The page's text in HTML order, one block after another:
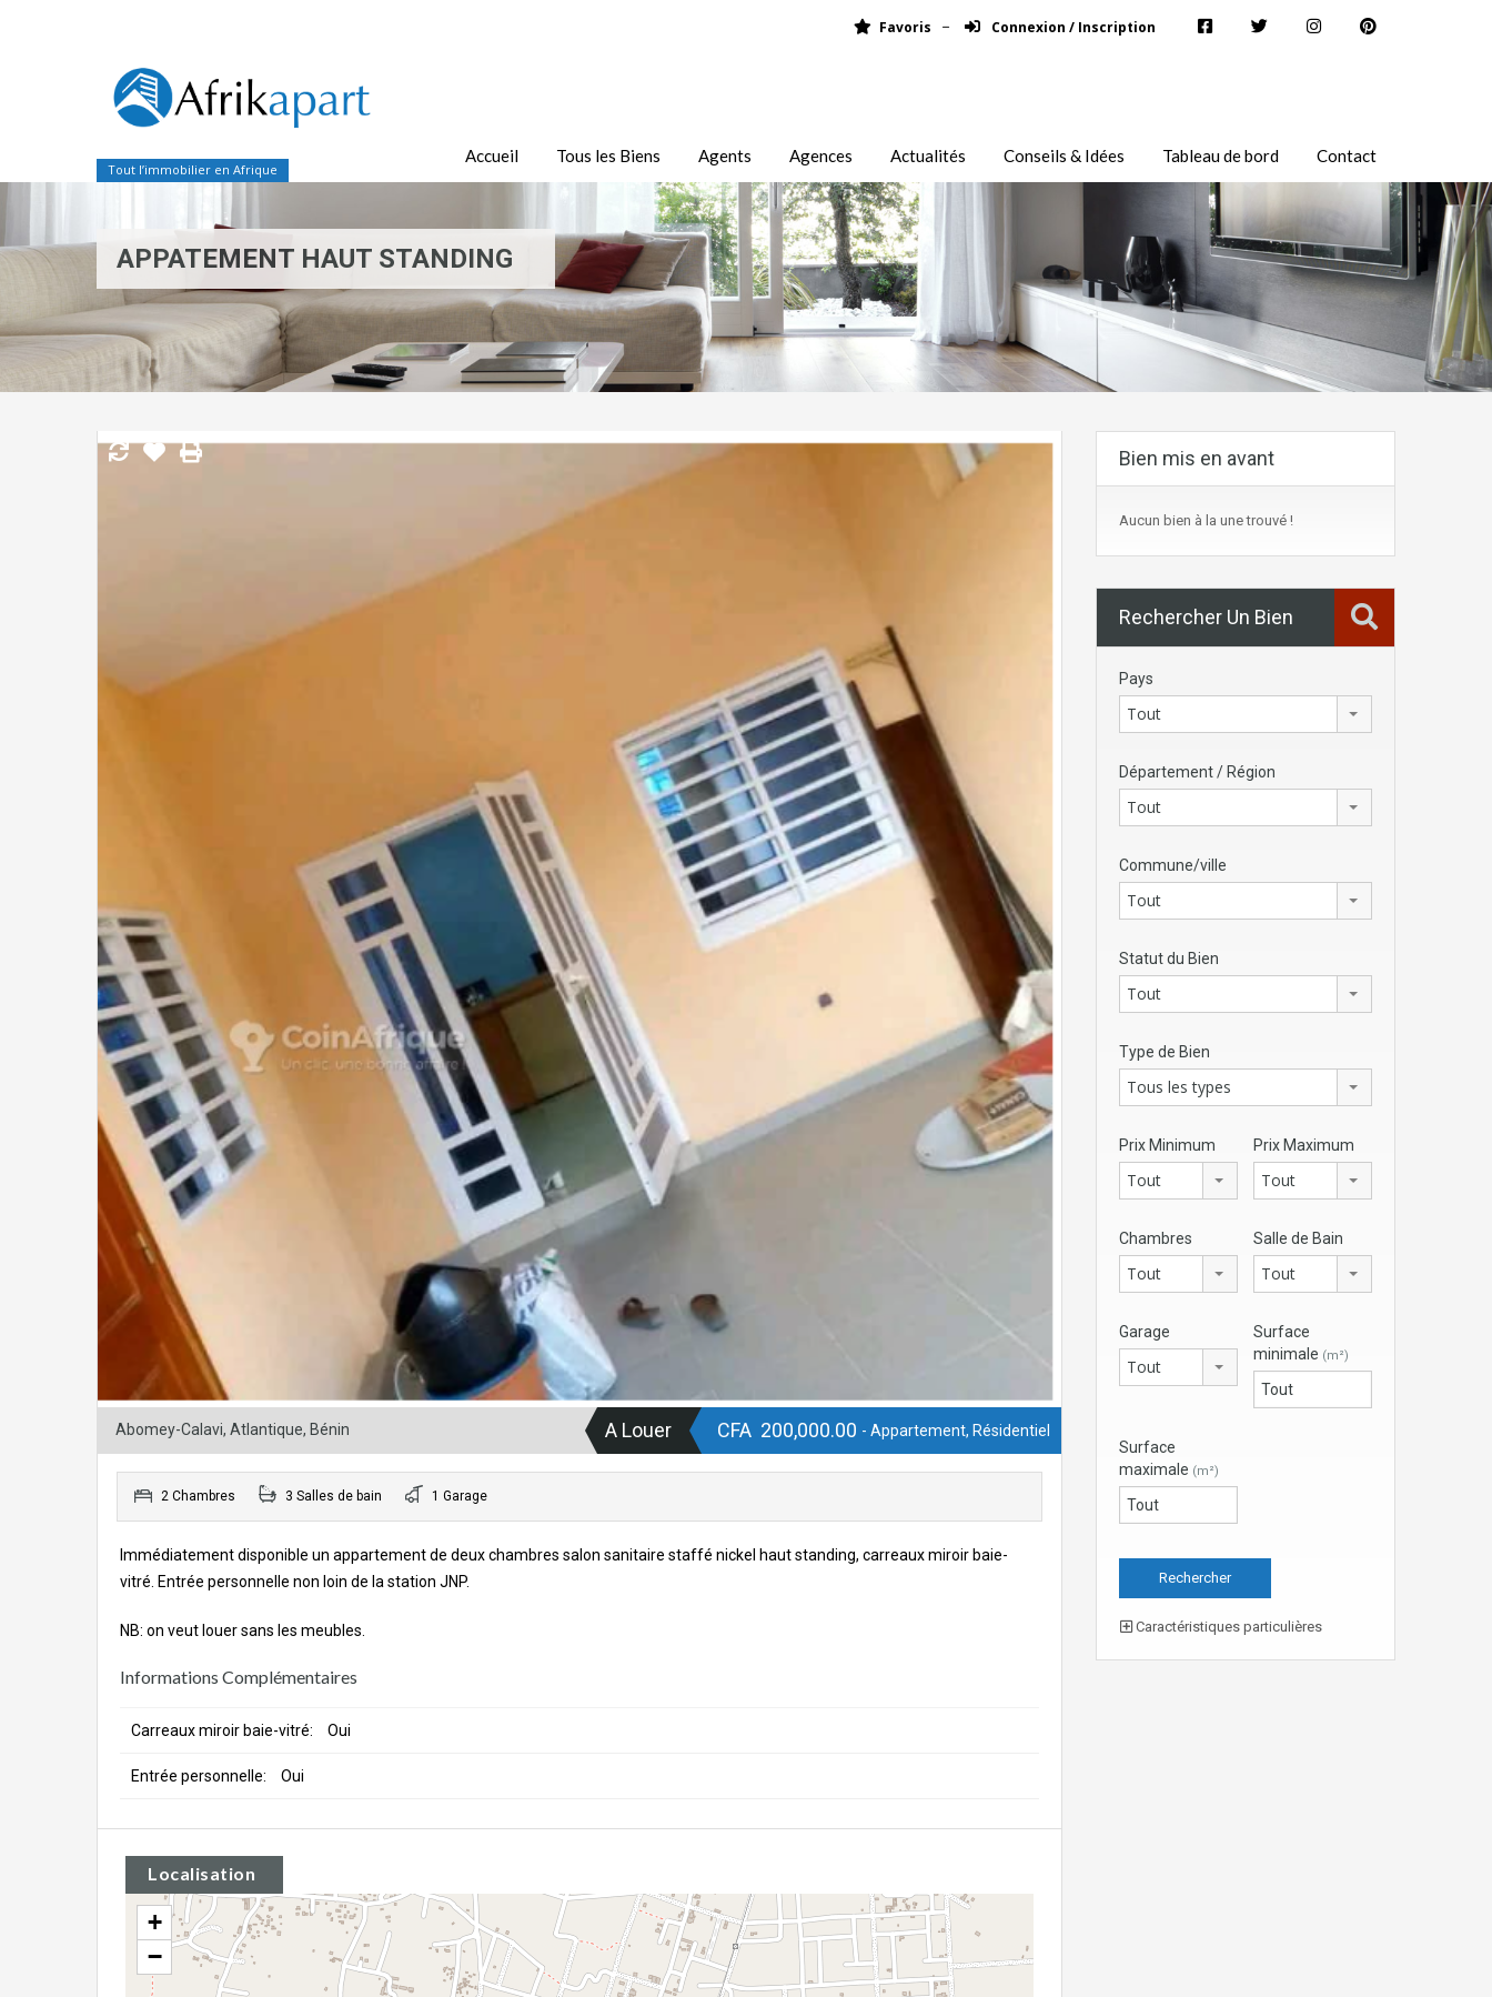
Favoris Connexion / Inscription
Tout l’immobilier en Afrique
Accueil Tous les Biens Agents Agences Actualités Conseils & Idées Tableau de bord Contact
APPATEMENT HAUT STANDING
Abomey-Calavi, Atlantique, Bénin A Louer CFA 200,000.00 - Appartement, Résidentiel
2 Chambres 3 Salles de bain 1 Garage
Immédiatement disponible un appartement de deux chambres salon sanitaire staffé nickel haut standing, carreaux miroir baie-
vitré. Entrée personnelle non loin de la station JNP.
NB: on veut louer sans les meubles.
Informations Complémentaires
Carreaux miroir baie-vitré: Oui
Entrée personnelle: Oui
Localisation
+
−
Bien mis en avant
Aucun bien à la une trouvé !
Rechercher Un Bien
Pays
Tout
Département / Région
Tout
Commune/ville
Tout
Statut du Bien
Tout
Type de Bien
Tous les types
Prix Minimum
Tout
Prix Maximum
Tout
Chambres
Tout
Salle de Bain
Tout
Garage
Tout
Surface
minimale (m²)
Surface
maximale (m²)
Caractéristiques particulières